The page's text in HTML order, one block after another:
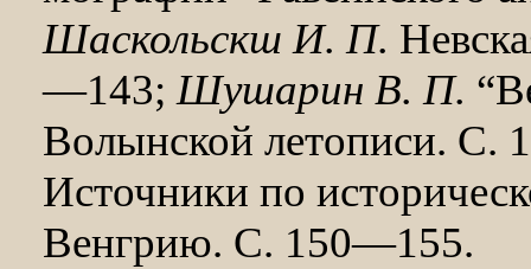
Шаскольскш И. П.
—143; Шушарин В. П.
Волынской летописи.
Источники по
Венгрию. С. 150—155.